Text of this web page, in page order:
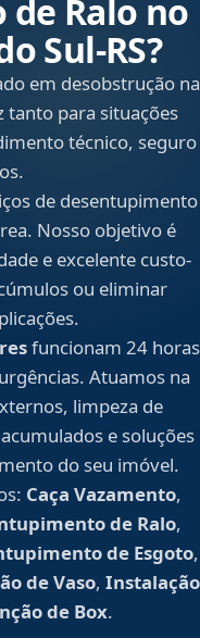
Ralo no
Sul‑RS?
em desobstrução na
tanto para situações
técnico, seguro
de desentupimento
Nosso objetivo é
e excelente custo-
ou eliminar
funcionam 24 horas
Atuamos na
limpeza de
e soluções
do seu imóvel.
Caça Vazamento,
de Ralo,
de Esgoto,
de Vaso, Instalação
de Box.